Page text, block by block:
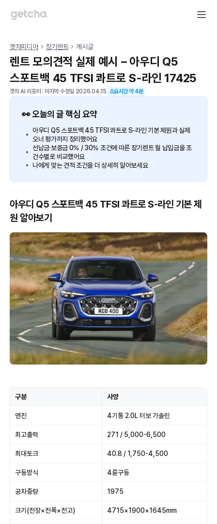
겟차피디아 장기렌트 게시글
렌트 모의견적 실제 예시 – 아우디 Q5
스포트백 45 TFSI 콰트로 S-라인 17425
겟차 AI 리포터 마지막 수정일 2026.04.15 소요시간 약4분
👀 오늘의 글 핵심 요약
아우디 Q5 스포트백 45 TFSI 콰트로 S-라인 기본 제원과 실제
오너 평가까지 정리했어요
선납금·보증금 0% / 30% 조건에 따른 장기렌트 월 납입금을 조
건수별로 비교했어요
나에게 맞는 견적 조건을 더 상세히 알아보세요
아우디 Q5 스포트백 45 TFSI 콰트로 S-라인 기본 제
원 알아보기
구분 사양
엔진 4기통 2.0L 터보 가솔린
최고출력 271 / 5,000-6,500
최대토크 40.8 / 1,750-4,500
구동방식 4륜구동
공차중량 1975
크기(전장×전폭×전고) 4715×1900×1645mm